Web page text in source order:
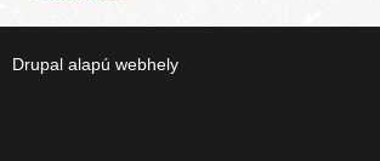
Drupal alapú webhely